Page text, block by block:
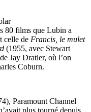
80 films que Lubin a
celle de Francis, le mulet
(1955, avec Stewart
Jay Dratler, où l’on
Coburn.
Paramount Channel
plus tourné depuis